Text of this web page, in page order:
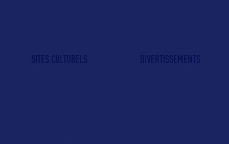
SITES CULTURELS DIVERTISSEMENTS